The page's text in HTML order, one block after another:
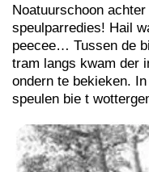
Noatuurschoon
speulparredies! Hail
peecee… Tussen de
tram langs kwam der
ondern te bekieken.
speulen bie t